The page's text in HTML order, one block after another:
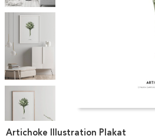
Item
1
Artichoke Illustration Plakat